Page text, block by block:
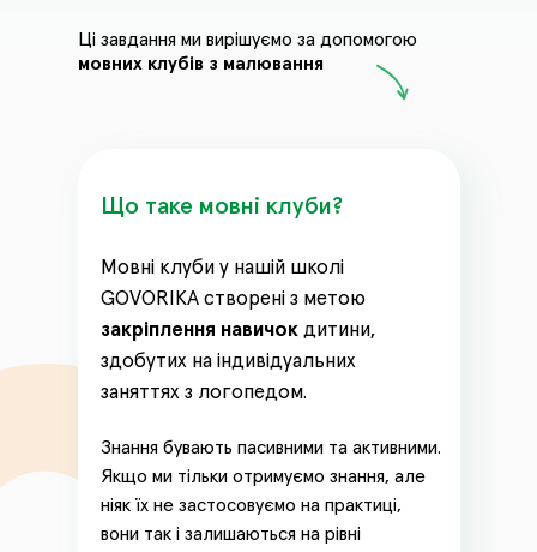
Ці завдання ми вирішуємо за допомогою
мовних клубів з малювання
Що таке мовні клуби?
Мовні клуби у нашій школі
GOVORIKA створені з метою
закріплення навичок дитини,
здобутих на індивідуальних
заняттях з логопедом.
Знання бувають пасивними та активними.
Якщо ми тільки отримуємо знання, але
ніяк їх не застосовуємо на практиці,
вони так і залишаються на рівні